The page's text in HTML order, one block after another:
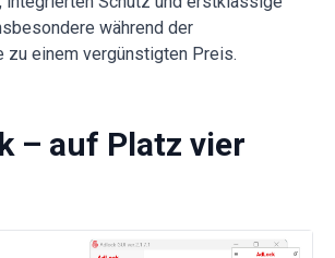
während der
zu einem vergünstigten Preis.
– auf Platz vier